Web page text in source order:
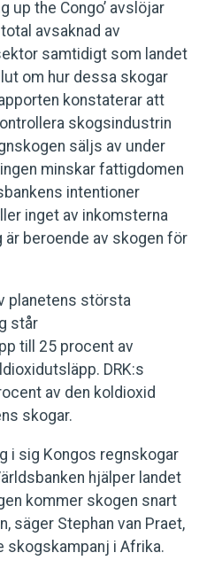
up the Congo’ avslöjar
avsaknad av
samtidigt som landet
om hur dessa skogar
konstaterar att
skogsindustrin
säljs av under
minskar fattigdomen
intentioner
inget av inkomsterna
är beroende av skogen för
planetens största
står
till 25 procent av
DRK:s
av den koldioxid
skogar.
i sig Kongos regnskogar
hjälper landet
kommer skogen snart
säger Stephan van Praet,
skogskampanj i Afrika.